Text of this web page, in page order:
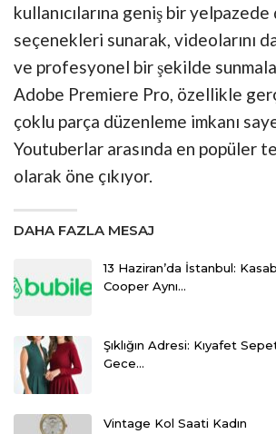
kullanıcılarına geniş bir
seçenekleri sunarak, videolarını
ve profesyonel bir şekilde
Adobe Premiere Pro, özellikle
çoklu parça düzenleme imkanı
Youtuberlar arasında en popüler
olarak öne çıkıyor.
DAHA FAZLA MESAJ
13 Haziran’da İstanbul:
Cooper Aynı…
Şıklığın Adresi: Kıyafet
Gece…
Vintage Kol Saati Kadın